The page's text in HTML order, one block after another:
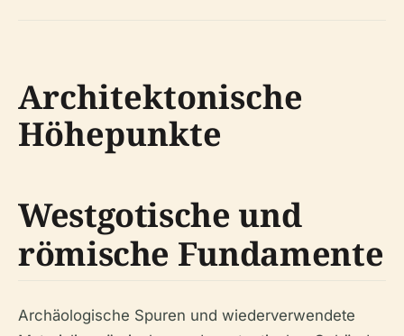
Architektonische
Höhepunkte
Westgotische und
römische Fundamente
Archäologische Spuren und wiederverwendete